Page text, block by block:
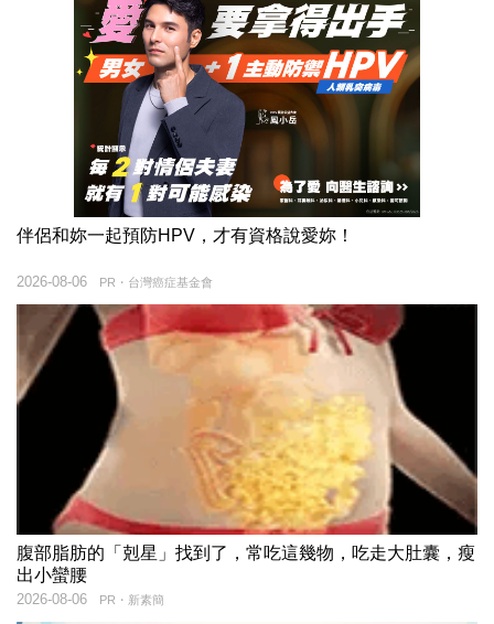
伴侶和妳一起預防HPV，才有資格說愛妳！
PR・台灣癌症基金會
2026-08-06
腹部脂肪的「剋星」找到了，常吃這幾物，吃走大肚囊，瘦
出小蠻腰
PR・新素簡
2026-08-06